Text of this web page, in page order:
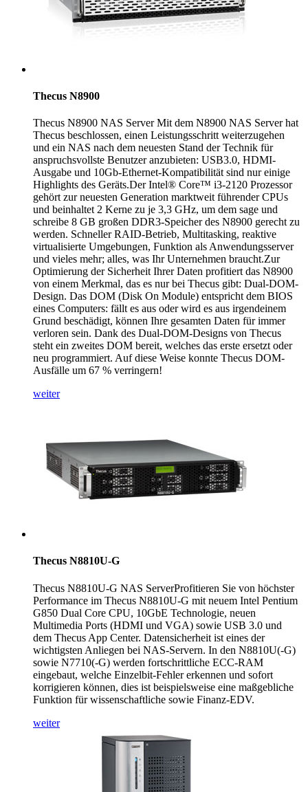
Thecus N8900
Thecus N8900 NAS Server Mit dem N8900 NAS Server hat
Thecus beschlossen, einen Leistungsschritt weiterzugehen
und ein NAS nach dem neuesten Stand der Technik für
anspruchsvollste Benutzer anzubieten: USB3.0, HDMI-
Ausgabe und 10Gb-Ethernet-Kompatibilität sind nur einige
Highlights des Geräts.Der Intel® Core™ i3-2120 Prozessor
gehört zur neuesten Generation marktweit führender CPUs
und beinhaltet 2 Kerne zu je 3,3 GHz, um dem sage und
schreibe 8 GB großen DDR3-Speicher des N8900 gerecht zu
werden. Schneller RAID-Betrieb, Multitasking, reaktive
virtualisierte Umgebungen, Funktion als Anwendungsserver
und vieles mehr; alles, was Ihr Unternehmen braucht.Zur
Optimierung der Sicherheit Ihrer Daten profitiert das N8900
von einem Merkmal, das es nur bei Thecus gibt: Dual-DOM-
Design. Das DOM (Disk On Module) entspricht dem BIOS
eines Computers: fällt es aus oder wird es aus irgendeinem
Grund beschädigt, können Ihre gesamten Daten für immer
verloren sein. Dank des Dual-DOM-Designs von Thecus
steht ein zweites DOM bereit, welches das erste ersetzt oder
neu programmiert. Auf diese Weise konnte Thecus DOM-
Ausfälle um 67 % verringern!
weiter
Thecus N8810U-G
Thecus N8810U-G NAS ServerProfitieren Sie von höchster
Performance im Thecus N8810U-G mit neuem Intel Pentium
G850 Dual Core CPU, 10GbE Technologie, neuen
Multimedia Ports (HDMI und VGA) sowie USB 3.0 und
dem Thecus App Center. Datensicherheit ist eines der
wichtigsten Anliegen bei NAS-Servern. In den N8810U(-G)
sowie N7710(-G) werden fortschrittliche ECC-RAM
eingebaut, welche Einzelbit-Fehler erkennen und sofort
korrigieren können, dies ist beispielsweise eine maßgebliche
Funktion für wissenschaftliche sowie Finanz-EDV.
weiter